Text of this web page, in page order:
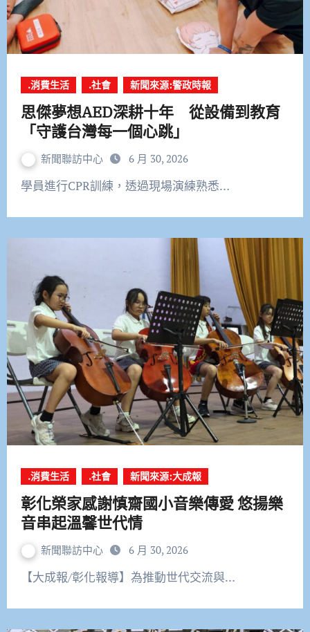
.消費生活 .社會 新聞來源:警政時報
思傑夢想AED深耕十年 從設備到教育
「守護台灣每一個心跳」
新聞聯訪中心 6 月 30, 2026
學員進行CPR訓練，透過現場演練熟悉…
.消費生活 .社會 新聞來源:大成報
彰化榮家感謝慎齋國小音樂傳愛 悠揚樂
音串起溫馨世代情
新聞聯訪中心 6 月 30, 2026
【大成報/彰化報導】為推動世代交流與…